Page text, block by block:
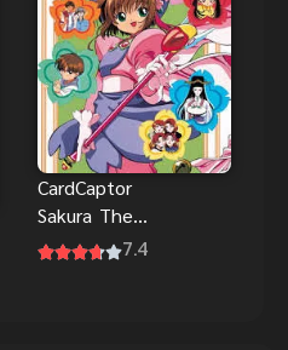
CardCaptor
Sakura The
Movie 1
7.4